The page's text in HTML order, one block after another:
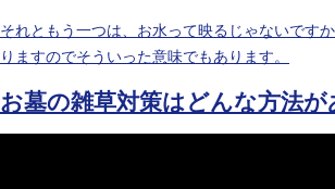
それともう一つは、お水って映るじゃないです
りますのでそういった意味でもあります。
お墓の雑草対策はどんな方法が